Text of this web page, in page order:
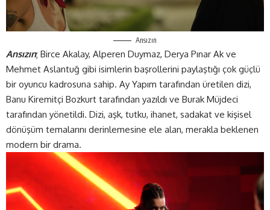
Ansızın
Ansızın; Birce Akalay, Alperen Duymaz, Derya Pınar Ak ve
Mehmet Aslantuğ gibi isimlerin başrollerini paylaştığı çok güçlü
bir oyuncu kadrosuna sahip. Ay Yapım tarafından üretilen dizi,
Banu Kiremitçi Bozkurt tarafından yazıldı ve Burak Müjdeci
tarafından yönetildi. Dizi, aşk, tutku, ihanet, sadakat ve kişisel
dönüşüm temalarını derinlemesine ele alan, merakla beklenen
modern bir drama.